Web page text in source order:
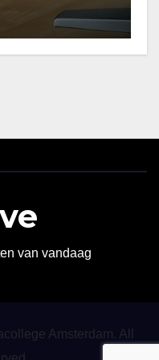
van vandaag
Amsterdam. All